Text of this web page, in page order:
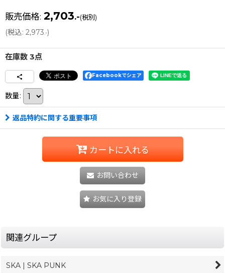
販売価格: 2,703.-(税別)
(税込: 2,973.-)
在庫数 3点
Facebookでシェア
数量:
返品特約に関する重要事項
カートに入れる
お問い合わせ
お気に入り登録
関連グループ
SKA | SKA PUNK